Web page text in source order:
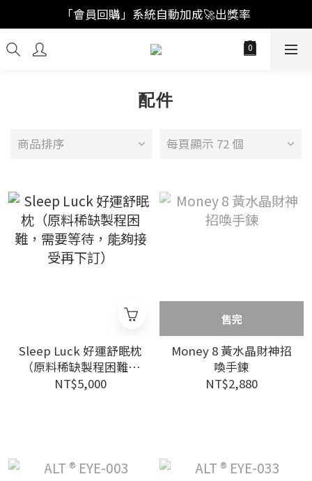
「註冊新會員」買福袋結帳直接"首購爆擊🥊"
「會員回購」系統自動加成🚀出獎率
「註冊新會員」買福袋結帳直接"首購爆擊🥊"
配件
商品排序 每頁顯示 72 個
Sleep Luck 好運舒眠枕
（原料稀缺製程困難，
需要等待，能夠接受再
NT$5,000
售完
Money 8 黃水晶財神招
喚手鍊
NT$2,880